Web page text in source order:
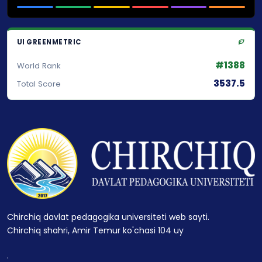
UI GREENMETRIC
World Rank #1388
Total Score 3537.5
Chirchiq davlat pedagogika universiteti web sayti.
Chirchiq shahri, Amir Temur ko'chasi 104 uy
.